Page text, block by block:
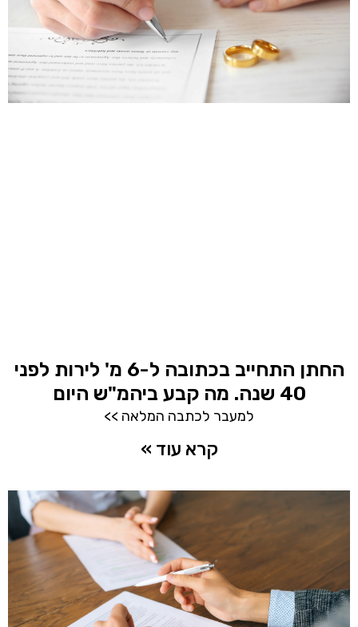
החתן התחייב בכתובה ל-6 מ' לירות לפני
40 שנה. מה קבע ביהמ"ש היום
למעבר לכתבה המלאה >>
קרא עוד »